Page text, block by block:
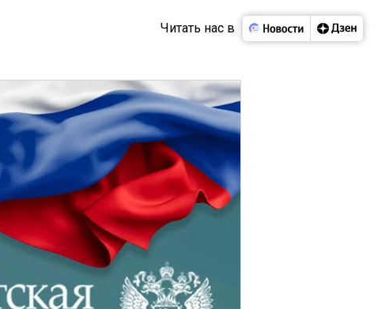
Читать нас в